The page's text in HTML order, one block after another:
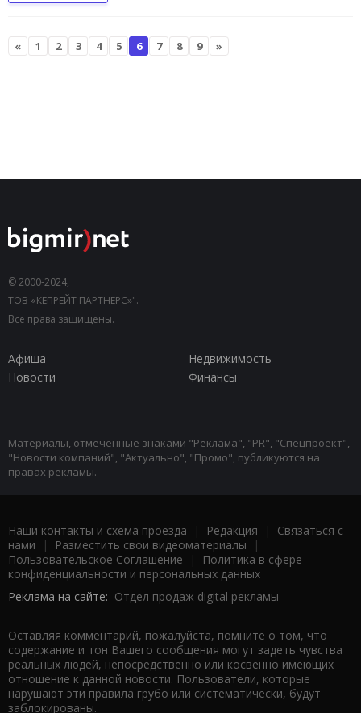
« 1 2 3 4 5 6 7 8 9 »
© 2000-2024,
ТОВ «КЕПРЕЙТ ПАРТНЕРС»".
Все права защищены.
Афиша
Недвижимость
Новости
Финансы
Материалы, отмеченные знаками "Реклама", "PR", "Спецпроект",
"Новости компаний", "Актуально", "Промо", публикуются на
правах рекламы.
Наши контакты и схема проезда | Редакция | Связаться с
нами | Разместить свои видеоматериалы |
Пользовательское Соглашение |
Политика в сфере
конфиденциальности и персональных данных
Реклама на сайте: Отдел продаж digital рекламы
Оставляя комментарий, пожалуйста, помните о том, что
содержание и тон Вашего сообщения могут задеть чувства
реальных людей, непосредственно или косвенно имеющих
отношение к данной новости. Пользователи, которые
нарушают эти правила грубо или систематически, будут
заблокированы.